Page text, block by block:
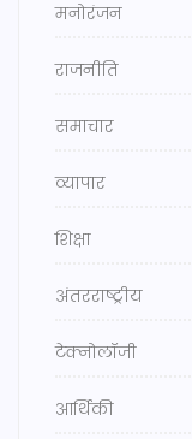
मनोरंजन
राजनीति
समाचार
व्यापार
शिक्षा
अंतरराष्ट्रीय
टेक्नोलॉजी
आर्थिकी